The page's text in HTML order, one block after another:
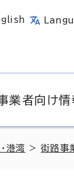
業者向け情
港湾 >街路事